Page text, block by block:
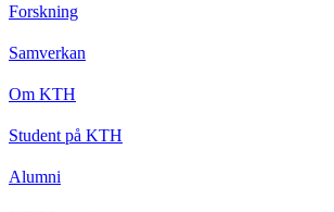
Forskning
Samverkan
Om KTH
Student på KTH
Alumni